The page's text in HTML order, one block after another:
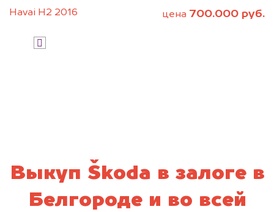
Havai H2 2016
цена 700.000 руб.
Выкуп Škoda в залоге в
Белгороде и во всей